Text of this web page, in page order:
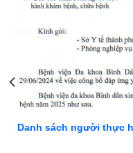
Danh sách người thực